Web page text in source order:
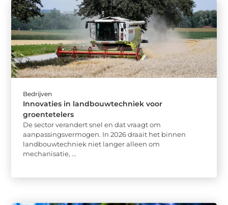
Bedrijven
Innovaties in landbouwtechniek voor
groentetelers
De sector verandert snel en dat vraagt om
aanpassingsvermogen. In 2026 draait het binnen
landbouwtechniek niet langer alleen om
mechanisatie, ...